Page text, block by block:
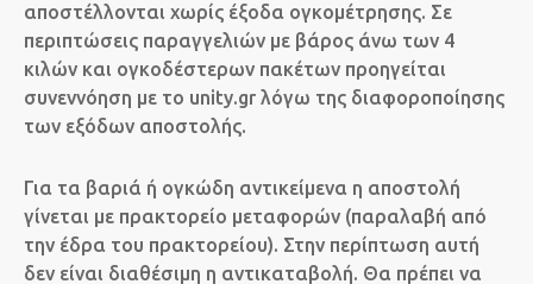
αποστέλλονται χωρίς έξοδα ογκομέτρησης. Σε
περιπτώσεις παραγγελιών με βάρος άνω των 4
κιλών και ογκοδέστερων πακέτων προηγείται
συνεννόηση με το unity.gr λόγω της διαφοροποίησης
των εξόδων αποστολής.
Για τα βαριά ή ογκώδη αντικείμενα η αποστολή
γίνεται με πρακτορείο μεταφορών (παραλαβή από
την έδρα του πρακτορείου). Στην περίπτωση αυτή
δεν είναι διαθέσιμη η αντικαταβολή. Θα πρέπει να